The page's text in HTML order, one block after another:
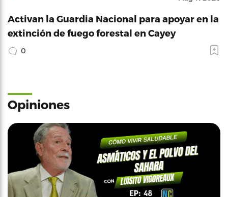
Activan la Guardia Nacional para apoyar en la
extinción de fuego forestal en Cayey
0
Opiniones